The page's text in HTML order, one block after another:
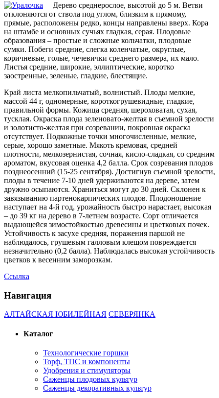
Дерево среднерослое, высотой до 5 м. Ветви
отклоняются от ствола под углом, близким к прямому,
прямые, расположены редко, концы направлены вверх. Кора
на штамбе и основных сучьях гладкая, серая. Плодовые
образования – простые и сложные кольчатки, плодовые
сумки. Побеги средние, слегка коленчатые, округлые,
коричневые, голые, чечевички среднего размера, их мало.
Листья средние, широкие, эллиптические, коротко
заостренные, зеленые, гладкие, блестящие.
Край листа мелкопильчатый, волнистый. Плоды мелкие,
массой 44 г, одномерные, короткогрушевидные, гладкие,
правильной формы. Кожица средняя, шероховатая, сухая,
тусклая. Окраска плода зеленовато-желтая в съемной зрелости
и золотисто-желтая при созревании, покровная окраска
отсутствует. Подкожные точки многочисленные, мелкие,
серые, хорошо заметные. Мякоть кремовая, средней
плотности, мелкозернистая, сочная, кисло-сладкая, со средним
ароматом, вкусовая оценка 4,2 балла. Срок созревания плодов
позднеосенний (15-25 сентября). Достигнув съемной зрелости,
плоды в течение 7-10 дней удерживаются на дереве, затем
дружно осыпаются. Храниться могут до 30 дней. Склонен к
завязыванию партенокарпических плодов. Плодоношение
наступает на 4-й год, урожайность быстро нарастает, высокая
– до 39 кг на дерево в 7-летнем возрасте. Сорт отличается
выдающейся зимостойкостью древесины и цветковых почек.
Устойчивость к засухе средняя, поражения паршой не
наблюдалось, грушевым галловым клещом повреждается
незначительно (0,2 балла). Наблюдалась высокая устойчивость
цветков к весенним заморозкам.
Ссылка
Навигация
АЛТАЙСКАЯ ЮБИЛЕЙНАЯ СЕВЕРЯНКА
Каталог
Технологические горшки
Торф, ТПС и компоненты
Удобрения и стимуляторы
Саженцы плодовых культур
Саженцы декоративных культур